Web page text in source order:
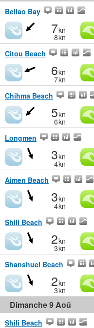
Beilao Bay
7kn
8kn
Citou Beach
6kn
7kn
Chihma Beach
5kn
6kn
Longmen
3kn
4kn
Aimen Beach
3kn
4kn
Shili Beach
2kn
3kn
Shanshuei Beach
2kn
3kn
Dimanche 9 Aoû
Shili Beach